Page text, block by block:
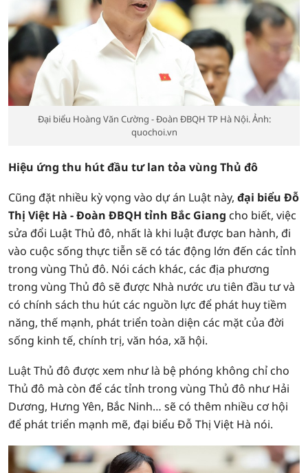
Đại biểu Hoàng Văn Cường - Đoàn ĐBQH TP Hà Nội. Ảnh:
quochoi.vn
Hiệu ứng thu hút đầu tư lan tỏa vùng Thủ đô
Cũng đặt nhiều kỳ vọng vào dự án Luật này, đại biểu Đỗ
Thị Việt Hà - Đoàn ĐBQH tỉnh Bắc Giang cho biết, việc
sửa đổi Luật Thủ đô, nhất là khi luật được ban hành, đi
vào cuộc sống thực tiễn sẽ có tác động lớn đến các tỉnh
trong vùng Thủ đô. Nói cách khác, các địa phương
trong vùng Thủ đô sẽ được Nhà nước ưu tiên đầu tư và
có chính sách thu hút các nguồn lực để phát huy tiềm
năng, thế mạnh, phát triển toàn diện các mặt của đời
sống kinh tế, chính trị, văn hóa, xã hội.
Luật Thủ đô được xem như là bệ phóng không chỉ cho
Thủ đô mà còn để các tỉnh trong vùng Thủ đô như Hải
Dương, Hưng Yên, Bắc Ninh… sẽ có thêm nhiều cơ hội
để phát triển mạnh mẽ, đại biểu Đỗ Thị Việt Hà nói.